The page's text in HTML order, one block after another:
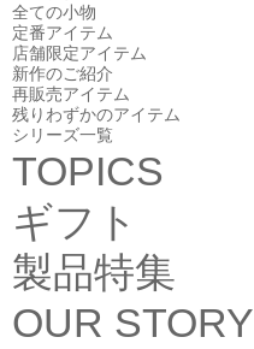
全ての小物
定番アイテム
店舗限定アイテム
新作のご紹介
再販売アイテム
残りわずかのアイテム
シリーズ一覧
TOPICS
ギフト
製品特集
OUR STORY